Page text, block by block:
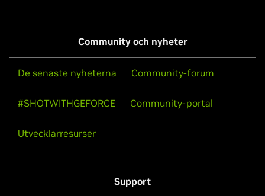
Community och nyheter
De senaste nyheterna Community-forum
#SHOTWITHGEFORCE Community-portal
Utvecklarresurser
Support